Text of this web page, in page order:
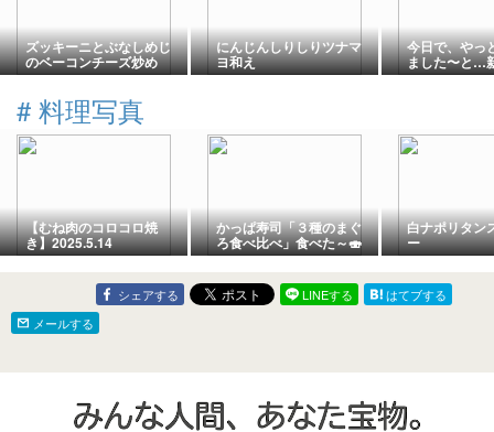
ズッキーニとぶなしめじ
のベーコンチーズ炒め
にんじんしりしりツナマ
ヨ和え
今日で、や
ました〜と…
標〜♬
# 料理写真
【むね肉のコロコロ焼
き】2025.5.14
かっぱ寿司「３種のまぐ
ろ食べ比べ」食べた～🍣
白ナポリタン
ー
シェアする LINEする
はてブする
メールする